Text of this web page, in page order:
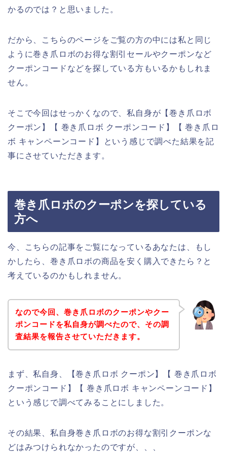
かるのでは？と思いました。
だから、こちらのページをご覧の方の中には私と同じ
ように巻き爪ロボのお得な割引セールやクーポンなど
クーポンコードなどを探している方もいるかもしれま
せん。
そこで今回はせっかくなので、私自身が【巻き爪ロボ
クーポン】【 巻き爪ロボ クーポンコード】【 巻き爪ロ
ボ キャンペーンコード】という感じで調べた結果を記
事にさせていただきます。
巻き爪ロボのクーポンを探している
方へ
今、こちらの記事をご覧になっているあなたは、もし
かしたら、巻き爪ロボの商品を安く購入できたら？と
考えているのかもしれません。
なので今回、巻き爪ロボのクーポンやクー
ポンコードを私自身が調べたので、その調
査結果を報告させていただきます。
まず、私自身、【巻き爪ロボ クーポン】【 巻き爪ロボ
クーポンコード】【 巻き爪ロボ キャンペーンコード】
という感じで調べてみることにしました。
その結果、私自身巻き爪ロボのお得な割引クーポンな
どはみつけられなかったのですが、、、